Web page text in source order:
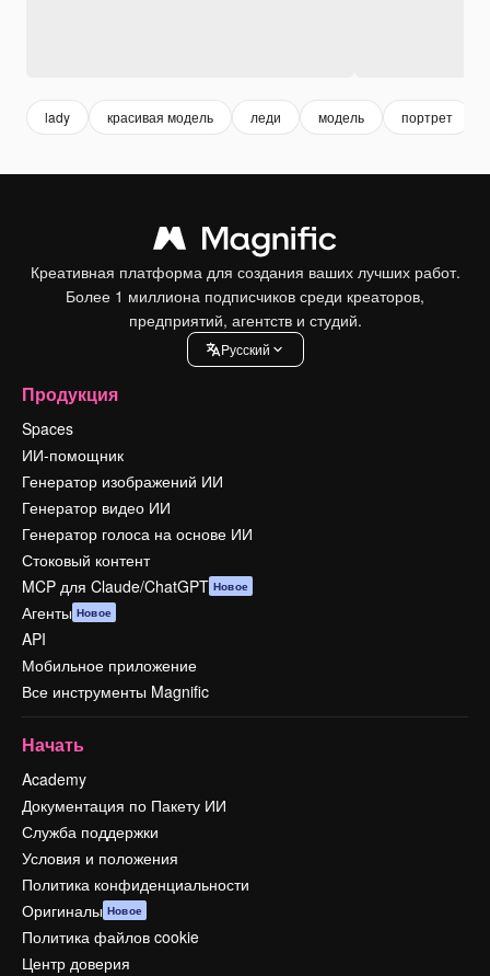
lady красивая модель леди модель портрет
Креативная платформа для создания ваших лучших работ.
Более 1 миллиона подписчиков среди креаторов,
предприятий, агентств и студий.
Pусский
Продукция
Spaces
ИИ-помощник
Генератор изображений ИИ
Генератор видео ИИ
Генератор голоса на основе ИИ
Стоковый контент
MCP для Claude/ChatGPT Новое
Агенты Новое
API
Мобильное приложение
Все инструменты Magnific
Начать
Academy
Документация по Пакету ИИ
Служба поддержки
Условия и положения
Политика конфиденциальности
Оригиналы Новое
Политика файлов cookie
Центр доверия